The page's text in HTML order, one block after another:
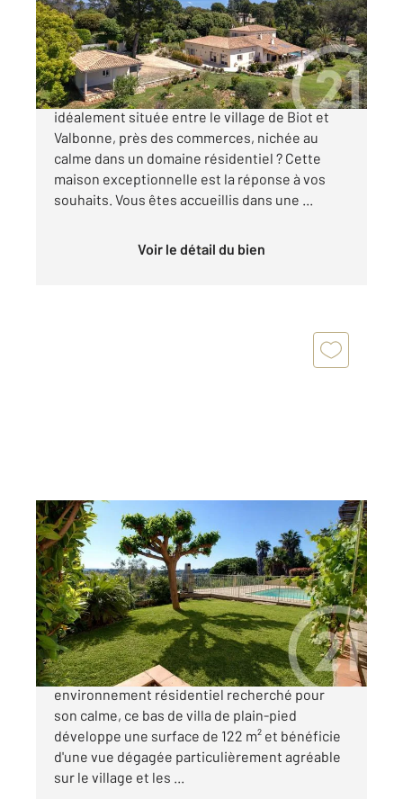
Maison à vendre
3 780 000 €
BIOT Vous rêvez d'une magnifique propriété
idéalement située entre le village de Biot et
Valbonne, près des commerces, nichée au
calme dans un domaine résidentiel ? Cette
maison exceptionnelle est la réponse à vos
souhaits. Vous êtes accueillis dans une ...
Voir le détail du bien
BIOT 06
123 m2
, 6 pièces
Ref : 1837
Maison à vendre
750 000 €
Sur les hauteurs de Biot, au sein d'un
environnement résidentiel recherché pour
son calme, ce bas de villa de plain-pied
développe une surface de 122 m² et bénéficie
d'une vue dégagée particulièrement agréable
sur le village et les ...